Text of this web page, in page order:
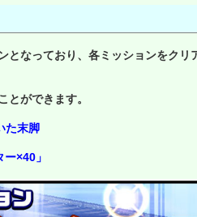
となっており、各ミッションをクリ
とができます。
た末脚
×40」